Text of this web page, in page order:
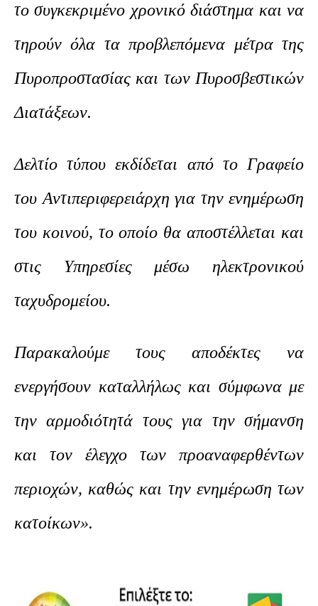
το συγκεκριμένο χρονικό διάστημα και να
τηρούν όλα τα προβλεπόμενα μέτρα της
Πυροπροστασίας και των Πυροσβεστικών
Διατάξεων.
Δελτίο τύπου εκδίδεται από το Γραφείο
του Αντιπεριφερειάρχη για την ενημέρωση
του κοινού, το οποίο θα αποστέλλεται και
στις Υπηρεσίες μέσω ηλεκτρονικού
ταχυδρομείου.
Παρακαλούμε τους αποδέκτες να
ενεργήσουν καταλλήλως και σύμφωνα με
την αρμοδιότητά τους για την σήμανση
και τον έλεγχο των προαναφερθέντων
περιοχών, καθώς και την ενημέρωση των
κατοίκων».